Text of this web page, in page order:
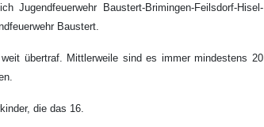
Jugendfeuerwehr Baustert-Brimingen-Feilsdorf-Hisel-
Baustert.
übertraf. Mittlerweile sind es immer mindestens 20
die das 16.